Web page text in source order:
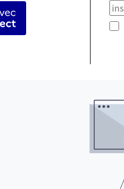
avec FranceConnect